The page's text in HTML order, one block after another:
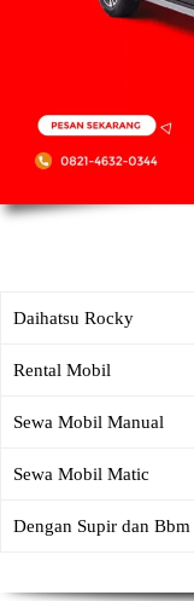
Daihatsu Rocky
Rental Mobil
Sewa Mobil Manual
Sewa Mobil Matic
Dengan Supir dan Bbm